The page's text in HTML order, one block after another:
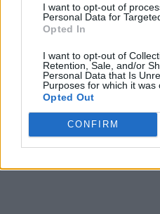
I want to opt-out of
Personal Data for
Opted In
I want to opt-out of
Retention, Sale, and/or
Personal Data that Is
Purposes for which it was
Opted Out
CONFIRM